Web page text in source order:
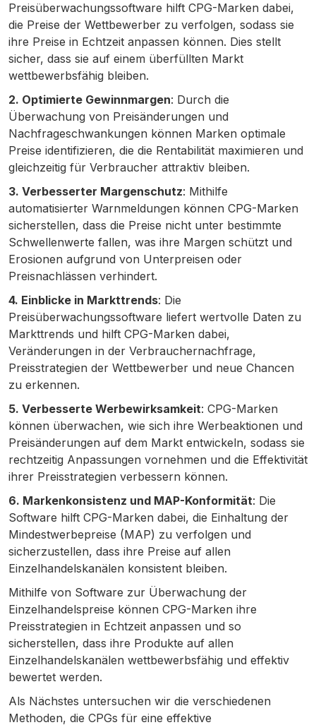
Preisüberwachungssoftware hilft CPG-Marken dabei,
die Preise der Wettbewerber zu verfolgen, sodass sie
ihre Preise in Echtzeit anpassen können. Dies stellt
sicher, dass sie auf einem überfüllten Markt
wettbewerbsfähig bleiben.
2. Optimierte Gewinnmargen: Durch die
Überwachung von Preisänderungen und
Nachfrageschwankungen können Marken optimale
Preise identifizieren, die die Rentabilität maximieren und
gleichzeitig für Verbraucher attraktiv bleiben.
3. Verbesserter Margenschutz: Mithilfe
automatisierter Warnmeldungen können CPG-Marken
sicherstellen, dass die Preise nicht unter bestimmte
Schwellenwerte fallen, was ihre Margen schützt und
Erosionen aufgrund von Unterpreisen oder
Preisnachlässen verhindert.
4. Einblicke in Markttrends: Die
Preisüberwachungssoftware liefert wertvolle Daten zu
Markttrends und hilft CPG-Marken dabei,
Veränderungen in der Verbrauchernachfrage,
Preisstrategien der Wettbewerber und neue Chancen
zu erkennen.
5. Verbesserte Werbewirksamkeit: CPG-Marken
können überwachen, wie sich ihre Werbeaktionen und
Preisänderungen auf dem Markt entwickeln, sodass sie
rechtzeitig Anpassungen vornehmen und die Effektivität
ihrer Preisstrategien verbessern können.
6. Markenkonsistenz und MAP-Konformität: Die
Software hilft CPG-Marken dabei, die Einhaltung der
Mindestwerbepreise (MAP) zu verfolgen und
sicherzustellen, dass ihre Preise auf allen
Einzelhandelskanälen konsistent bleiben.
Mithilfe von Software zur Überwachung der
Einzelhandelspreise können CPG-Marken ihre
Preisstrategien in Echtzeit anpassen und so
sicherstellen, dass ihre Produkte auf allen
Einzelhandelskanälen wettbewerbsfähig und effektiv
bewertet werden.
Als Nächstes untersuchen wir die verschiedenen
Methoden, die CPGs für eine effektive